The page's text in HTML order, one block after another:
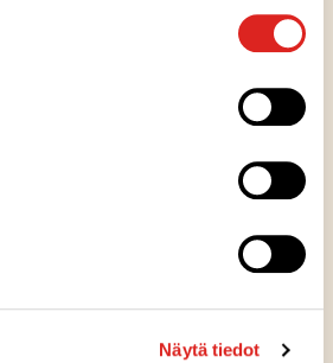
Näytä tiedot